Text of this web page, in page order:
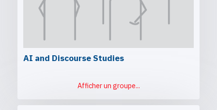
AI and Discourse Studies
Afficher un groupe...